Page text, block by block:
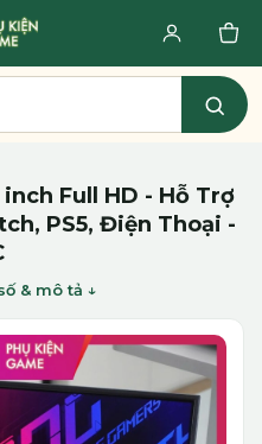
Full HD - Hỗ Trợ
PS5, Điện Thoại -
& mô tả